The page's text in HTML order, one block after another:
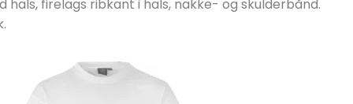
hals, firelags ribkant i hals, nakke- og skulderbånd.